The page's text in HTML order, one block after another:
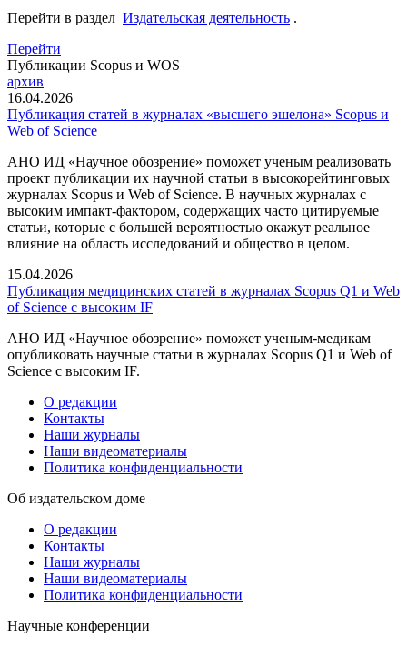
Перейти в раздел Издательская деятельность .
Перейти
Публикации Scopus и WOS
архив
16.04.2026
Публикация статей в журналах «высшего эшелона» Scopus и
Web of Science
АНО ИД «Научное обозрение» поможет ученым реализовать
проект публикации их научной статьи в высокорейтинговых
журналах Scopus и Web of Science. В научных журналах с
высоким импакт-фактором, содержащих часто цитируемые
статьи, которые с большей вероятностью окажут реальное
влияние на область исследований и общество в целом.
15.04.2026
Публикация медицинских статей в журналах Scopus Q1 и Web
of Science с высоким IF
АНО ИД «Научное обозрение» поможет ученым-медикам
опубликовать научные статьи в журналах Scopus Q1 и Web of
Science с высоким IF.
О редакции
Контакты
Наши журналы
Наши видеоматериалы
Политика конфиденциальности
Об издательском доме
О редакции
Контакты
Наши журналы
Наши видеоматериалы
Политика конфиденциальности
Научные конференции